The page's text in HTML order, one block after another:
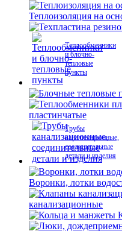
Теплоизоляция на
Теплообменники
и блочно-
тепловые
пункты
пластинчатые
Трубы
канализационные,
соединительные
детали и изделия
Воронки, лотки
канализационные